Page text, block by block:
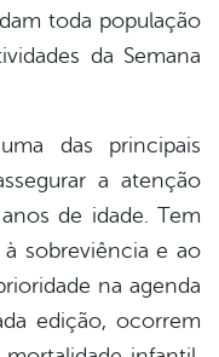
toda população
da Semana
das principais
a atenção
de idade. Tem
sobreviência e ao
na agenda
edição, ocorrem